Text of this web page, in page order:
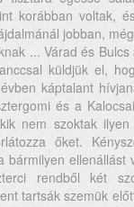
korábban voltak,
jobban,
... Várad és
küldjük el,
káptalant
és a
nem szoktak
őket.
bármilyen ellenállást
rendből két
tartsák szemük